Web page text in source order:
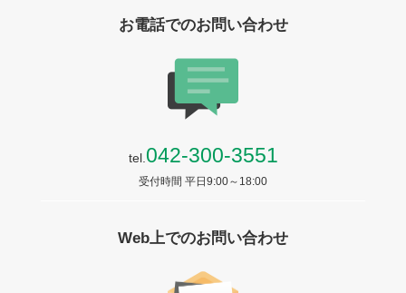
お電話でのお問い合わせ
tel. 042-300-3551
受付時間 平日9:00～18:00
Web上でのお問い合わせ